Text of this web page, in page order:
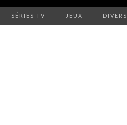
SÉRIES TV JEUX DIVERS